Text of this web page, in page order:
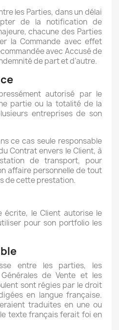
les Parties, dans un délai
de la notification de
chacune des Parties
la Commande avec effet
avec Accusé de
de part et d’autre.
autorisé par le
partie ou la totalité de la
entreprises de son
ce cas seule responsable
Contrat envers le Client, à
de transport, pour
affaire personnelle de tout
de cette prestation.
écrite, le Client autorise le
pour son portfolio les
entre les parties, les
de Vente et les
sont régies par le droit
en langue française.
traduites en une ou
texte français ferait foi en